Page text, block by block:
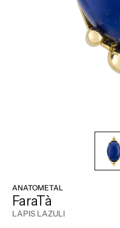
ANATOMETAL
FaraTà
LAPIS LAZULI